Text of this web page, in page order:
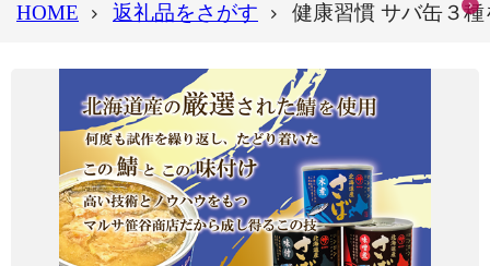
HOME 返礼品をさがす 健康習慣 サバ缶３